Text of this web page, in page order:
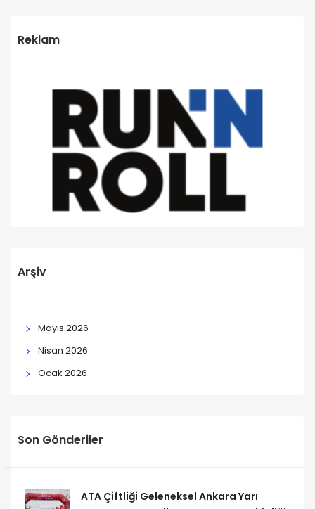
Reklam
Arşiv
Mayıs 2026
Nisan 2026
Ocak 2026
Son Gönderiler
ATA Çiftliği Geleneksel Ankara Yarı